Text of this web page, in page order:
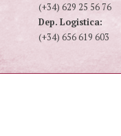
(+34) 629 25 56 76
Dep. Logistica:
(+34) 656 619 603